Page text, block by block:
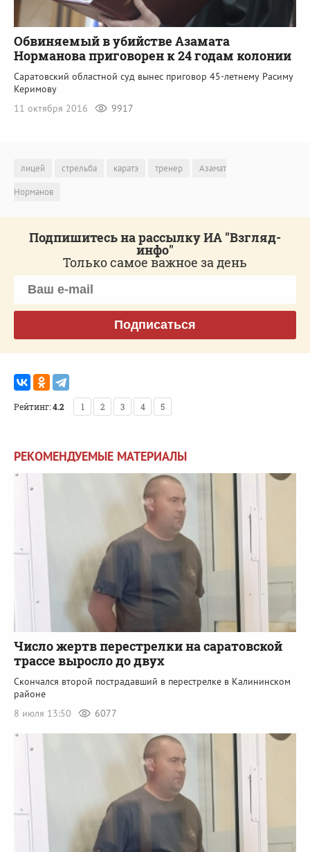
Обвиняемый в убийстве Азамата
Норманова приговорен к 24 годам колонии
Саратовский областной суд вынес приговор 45-летнему Расиму
Керимову
11 октября 2016
9917
лицей стрельба каратэ тренер
Азамат
Норманов
Подпишитесь на рассылку ИА "Взгляд-
инфо"
Только самое важное за день
Подписаться
Рейтинг:4.2 1 2 3 4 5
РЕКОМЕНДУЕМЫЕ МАТЕРИАЛЫ
Число жертв перестрелки на саратовской
трассе выросло до двух
Скончался второй пострадавший в перестрелке в Калининском
районе
8 июля 13:50
6077